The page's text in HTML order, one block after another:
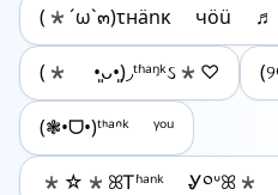
(*´ω`๓)τнänκ чöü
(* •͈ᴗ•͈)◞ᵗʱᵃᵑᵏઽ*♡
(❃•ᗜ•)ᵗᑋᵃᐢᵏ ᵞᵒᵘ
*☆*ꕤᎢʱᵃⁿᵏ Ꮍ༠ᐡꕤ*